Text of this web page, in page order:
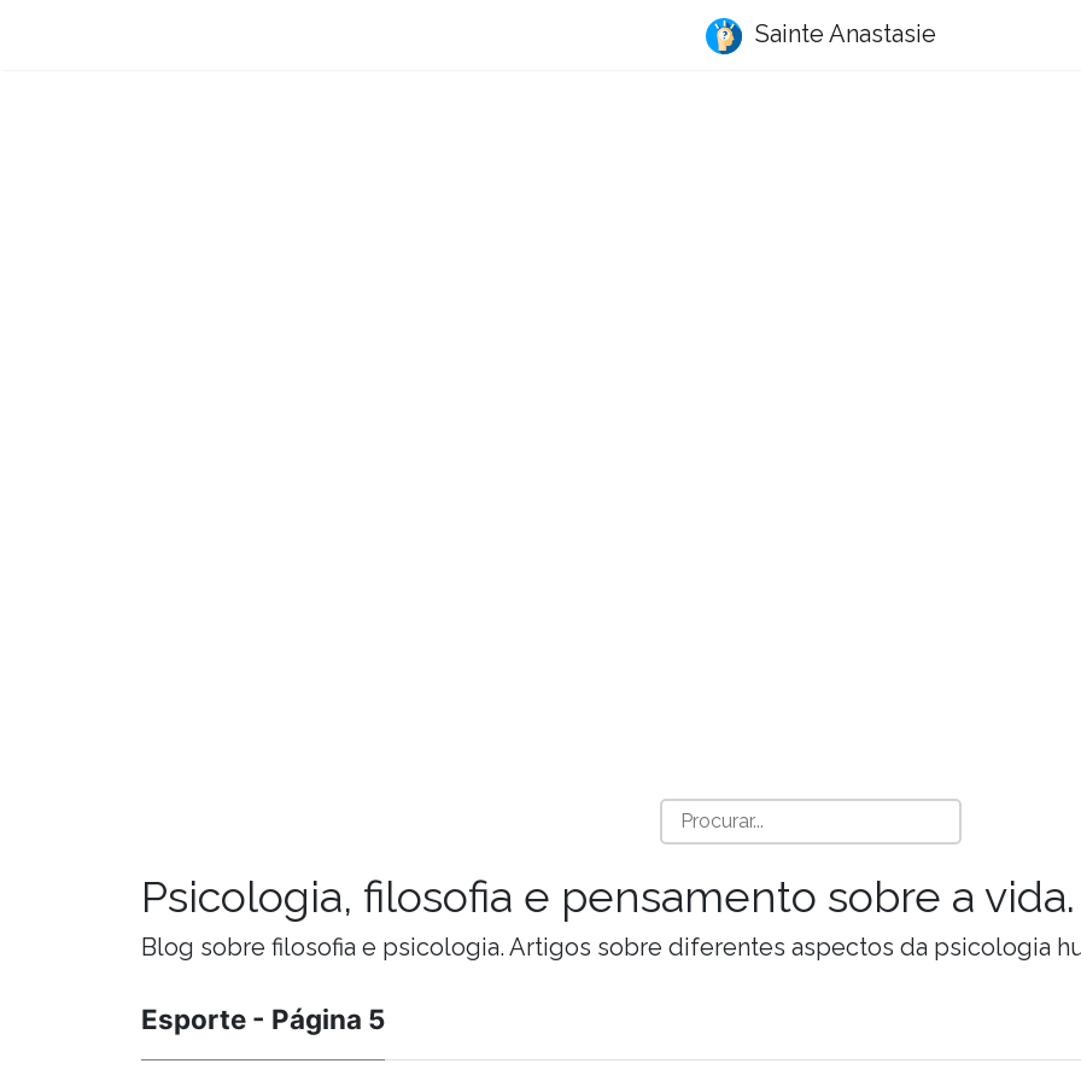
Sainte Anastasie
Psicologia, filosofia e pensamento sobre a vida.
Blog sobre filosofia e psicologia. Artigos sobre diferentes aspectos da psicologia
Esporte - Página 5